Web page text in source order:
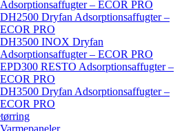
Adsorptionsaffugter – ECOR PRO
DH2500 Dryfan Adsorptionsaffugter –
ECOR PRO
DH3500 INOX Dryfan
Adsorptionsaffugter – ECOR PRO
EPD300 RESTO Adsorptionsaffugter –
ECOR PRO
DH3500 Dryfan Adsorptionsaffugter –
ECOR PRO
Varmepaneler